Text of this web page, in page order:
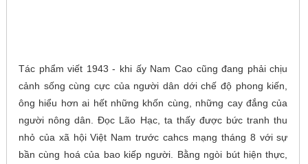
Tác phẩm viết 1943 - khi ấy Nam Cao cũng đang phải chịu
cảnh sống cùng cực của người dân dới chế độ phong kiến,
ông hiểu hơn ai hết những khốn cùng, những cay đắng của
người nông dân. Đọc Lão Hạc, ta thấy được bức tranh thu
nhỏ của xã hội Việt Nam trước cahcs mạng tháng 8 với sự
bần cùng hoá của bao kiếp người. Bằng ngòi bút hiện thực,